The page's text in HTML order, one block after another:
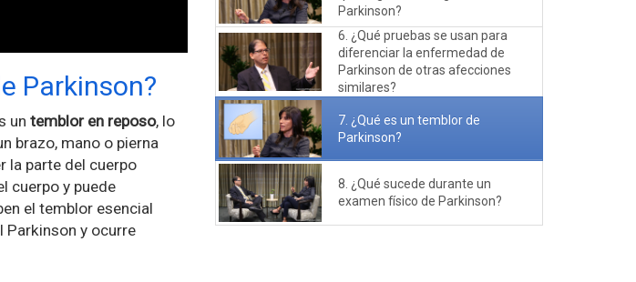
Parkinson?
un temblor en reposo, lo
brazo, mano o pierna
la parte del cuerpo
cuerpo y puede
el temblor esencial
Parkinson y ocurre
Parkinson?
6. ¿Qué pruebas se usan para
diferenciar la enfermedad de
Parkinson de otras afecciones
similares?
7. ¿Qué es un temblor de
Parkinson?
8. ¿Qué sucede durante un
examen físico de Parkinson?